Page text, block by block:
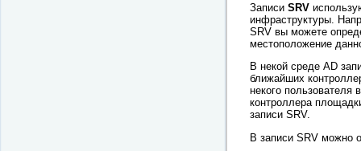
Записи SRV
инфраструктуры.
SRV вы можете
местоположение
В некой среде AD
ближайших
некого пользователя
контроллера
записи SRV.
В записи SRV можно